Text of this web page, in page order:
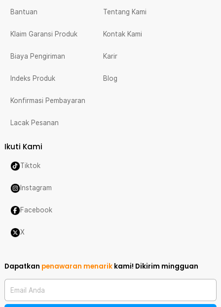
Bantuan
Klaim Garansi Produk
Biaya Pengiriman
Indeks Produk
Konfirmasi Pembayaran
Lacak Pesanan
Tentang Kami
Kontak Kami
Karir
Blog
Ikuti Kami
Tiktok
Instagram
Facebook
X
Dapatkan penawaran menarik kami! Dikirim mingguan
Email Anda